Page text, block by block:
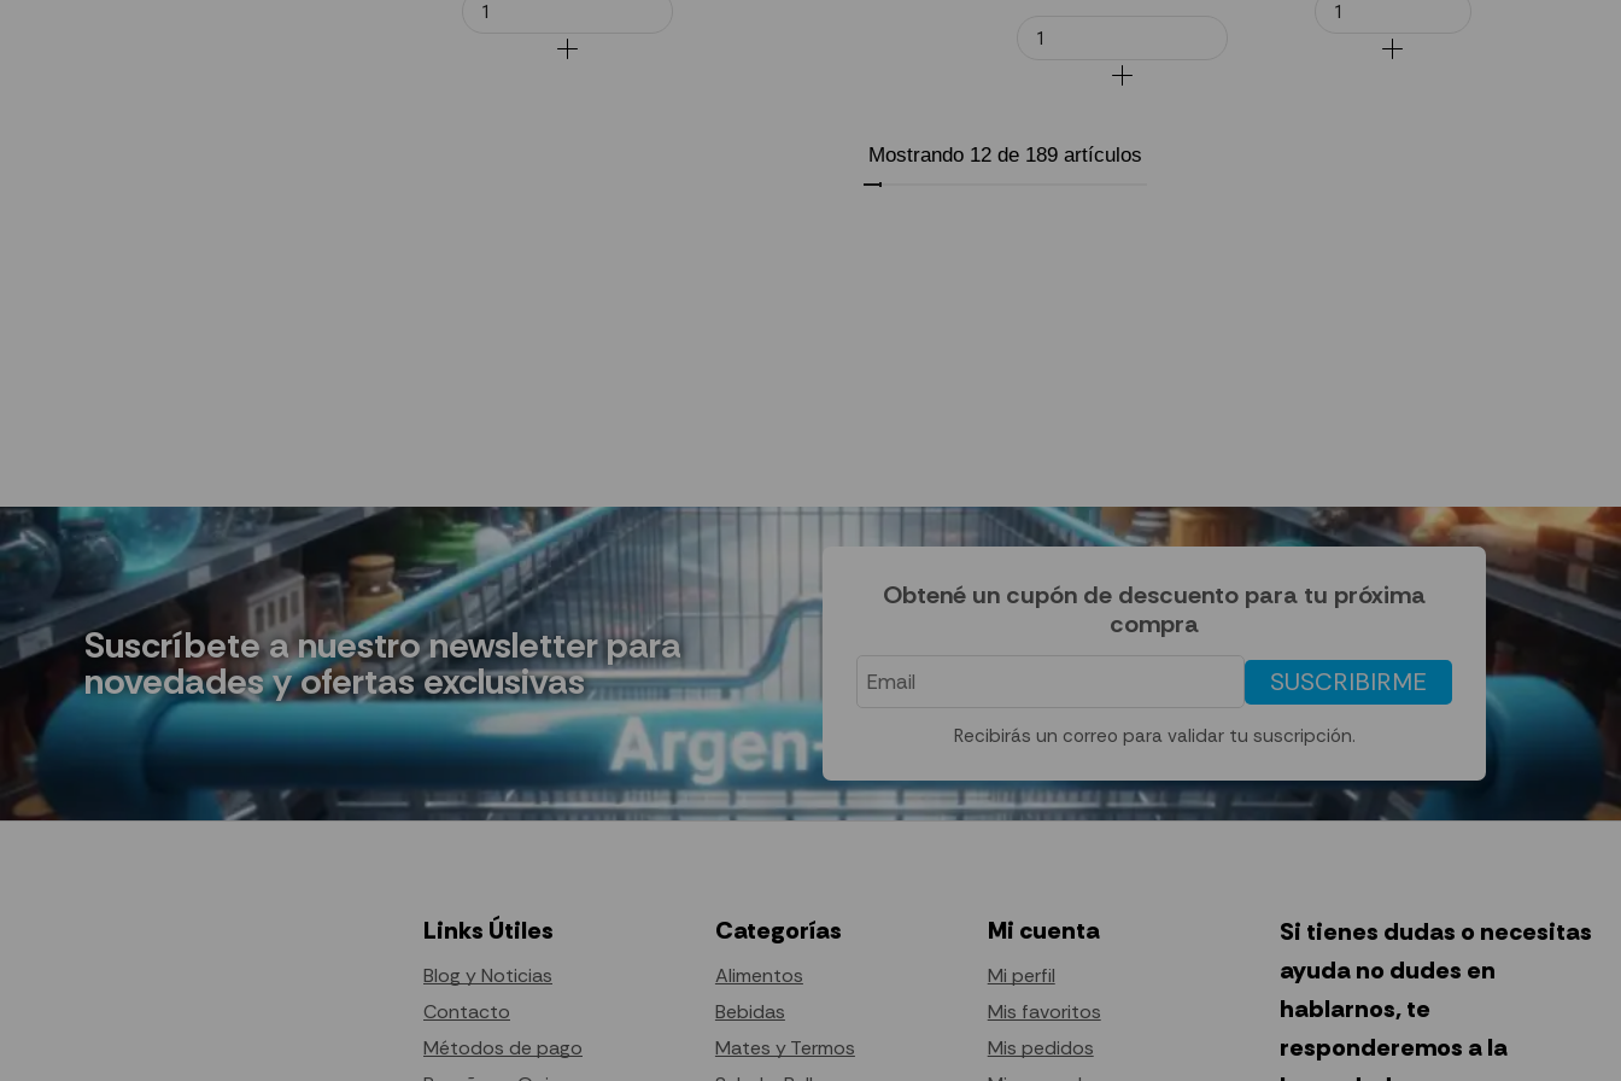
Mostrando 12 de 189 artículos
Suscríbete a nuestro newsletter para
novedades y ofertas exclusivas
Obtené un cupón de descuento para tu próxima
compra
SUSCRIBIRME
Recibirás un correo para validar tu suscripción.
Links Útiles
Blog y Noticias
Contacto
Métodos de pago
Categorías
Alimentos
Bebidas
Mates y Termos
Mi cuenta
Mi perfil
Mis favoritos
Mis pedidos
Si tienes dudas o necesitas
ayuda no dudes en
hablarnos, te
responderemos a la